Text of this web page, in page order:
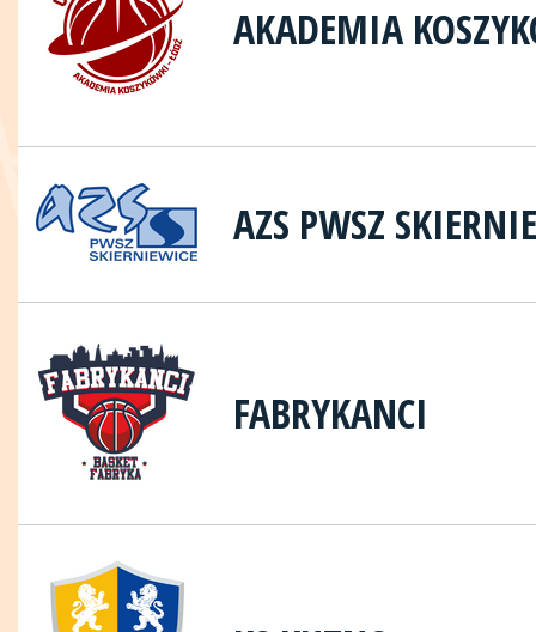
AKADEMIA
AZS PWSZ
FABRYKANCI